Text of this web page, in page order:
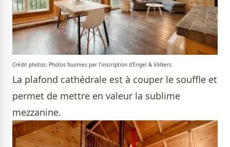
Crédit photos: Photos fournies par l'inscription d'Engel & Völkers.
La plafond cathédrale est à couper le souffle et
permet de mettre en valeur la sublime
mezzanine.